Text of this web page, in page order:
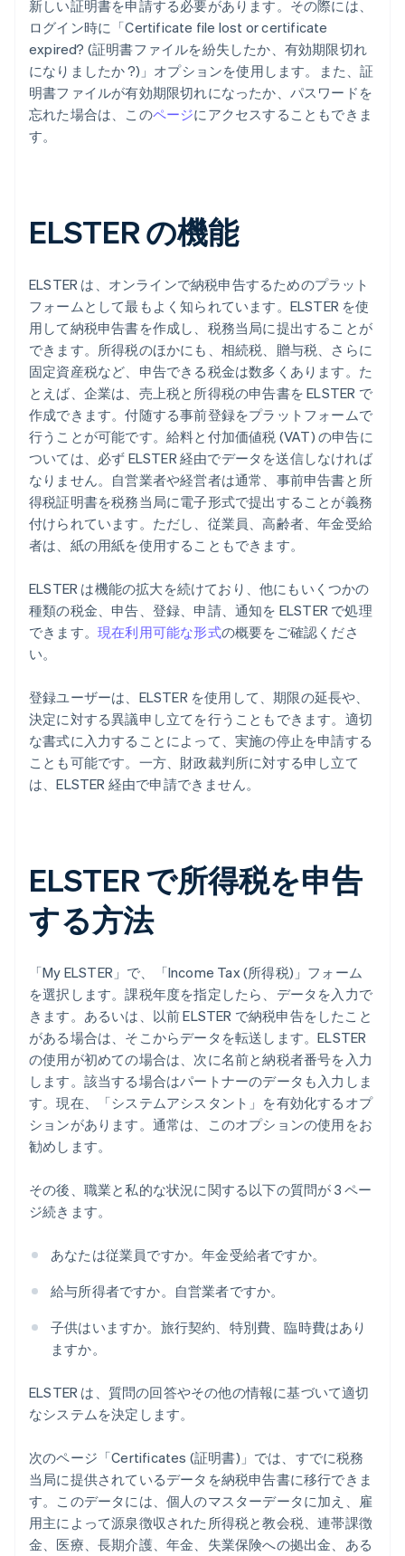
新しい証明書を申請する必要があります。その際には、
ログイン時に「Certificate file lost or certificate
expired? (証明書ファイルを紛失したか、有効期限切れ
になりましたか ?)」オプションを使用します。また、証
明書ファイルが有効期限切れになったか、パスワードを
忘れた場合は、このページにアクセスすることもできま
す。
ELSTER の機能
ELSTER は、オンラインで納税申告するためのプラット
フォームとして最もよく知られています。ELSTER を使
用して納税申告書を作成し、税務当局に提出することが
できます。所得税のほかにも、相続税、贈与税、さらに
固定資産税など、申告できる税金は数多くあります。た
とえば、企業は、売上税と所得税の申告書を ELSTER で
作成できます。付随する事前登録をプラットフォームで
行うことが可能です。給料と付加価値税 (VAT) の申告に
ついては、必ず ELSTER 経由でデータを送信しなければ
なりません。自営業者や経営者は通常、事前申告書と所
得税証明書を税務当局に電子形式で提出することが義務
付けられています。ただし、従業員、高齢者、年金受給
者は、紙の用紙を使用することもできます。
ELSTER は機能の拡大を続けており、他にもいくつかの
種類の税金、申告、登録、申請、通知を ELSTER で処理
できます。 現在利用可能な形式の概要をご確認くださ
い。
登録ユーザーは、ELSTER を使用して、期限の延長や、
決定に対する異議申し立てを行うこともできます。適切
な書式に入力することによって、実施の停止を申請する
ことも可能です。一方、財政裁判所に対する申し立て
は、ELSTER 経由で申請できません。
ELSTER で所得税を申告
する方法
「My ELSTER」で、「Income Tax (所得税)」フォーム
を選択します。課税年度を指定したら、データを入力で
きます。あるいは、以前 ELSTER で納税申告をしたこと
がある場合は、そこからデータを転送します。ELSTER
の使用が初めての場合は、次に名前と納税者番号を入力
します。該当する場合はパートナーのデータも入力しま
す。現在、「システムアシスタント」を有効化するオプ
ションがあります。通常は、このオプションの使用をお
勧めします。
その後、職業と私的な状況に関する以下の質問が 3 ペー
ジ続きます。
あなたは従業員ですか。年金受給者ですか。
給与所得者ですか。自営業者ですか。
子供はいますか。旅行契約、特別費、臨時費はあり
ますか。
ELSTER は、質問の回答やその他の情報に基づいて適切
なシステムを決定します。
次のページ「Certificates (証明書)」では、すでに税務
当局に提供されているデータを納税申告書に移行できま
す。このデータには、個人のマスターデータに加え、雇
用主によって源泉徴収された所得税と教会税、連帯課徴
金、医療、長期介護、年金、失業保険への拠出金、ある